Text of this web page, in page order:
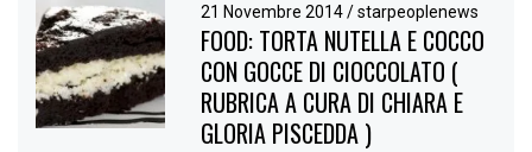
21 Novembre 2014/ starpeoplenews
FOOD: TORTA NUTELLA E COCCO
CON GOCCE DI CIOCCOLATO (
RUBRICA A CURA DI CHIARA E
GLORIA PISCEDDA )